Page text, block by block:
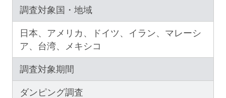
調査対象国・地域
日本、アメリカ、ドイツ、イラン、マレーシ
ア、台湾、メキシコ
調査対象期間
ダンピング調査